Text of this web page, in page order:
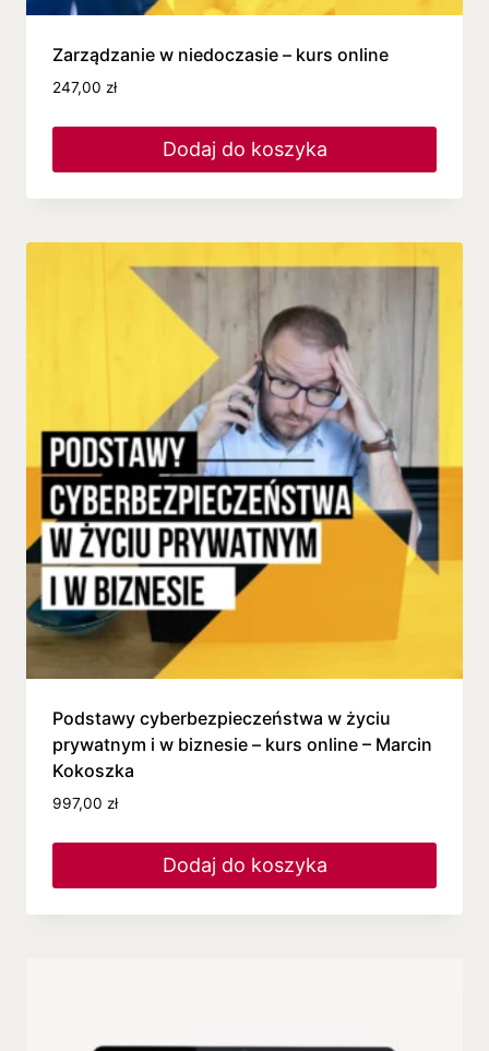
Zarządzanie w niedoczasie – kurs online
247,00 zł
Dodaj do koszyka
Podstawy cyberbezpieczeństwa w życiu
prywatnym i w biznesie – kurs online – Marcin
Kokoszka
997,00 zł
Dodaj do koszyka